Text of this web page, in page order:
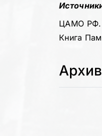
ЦАМО РФ.
Книга